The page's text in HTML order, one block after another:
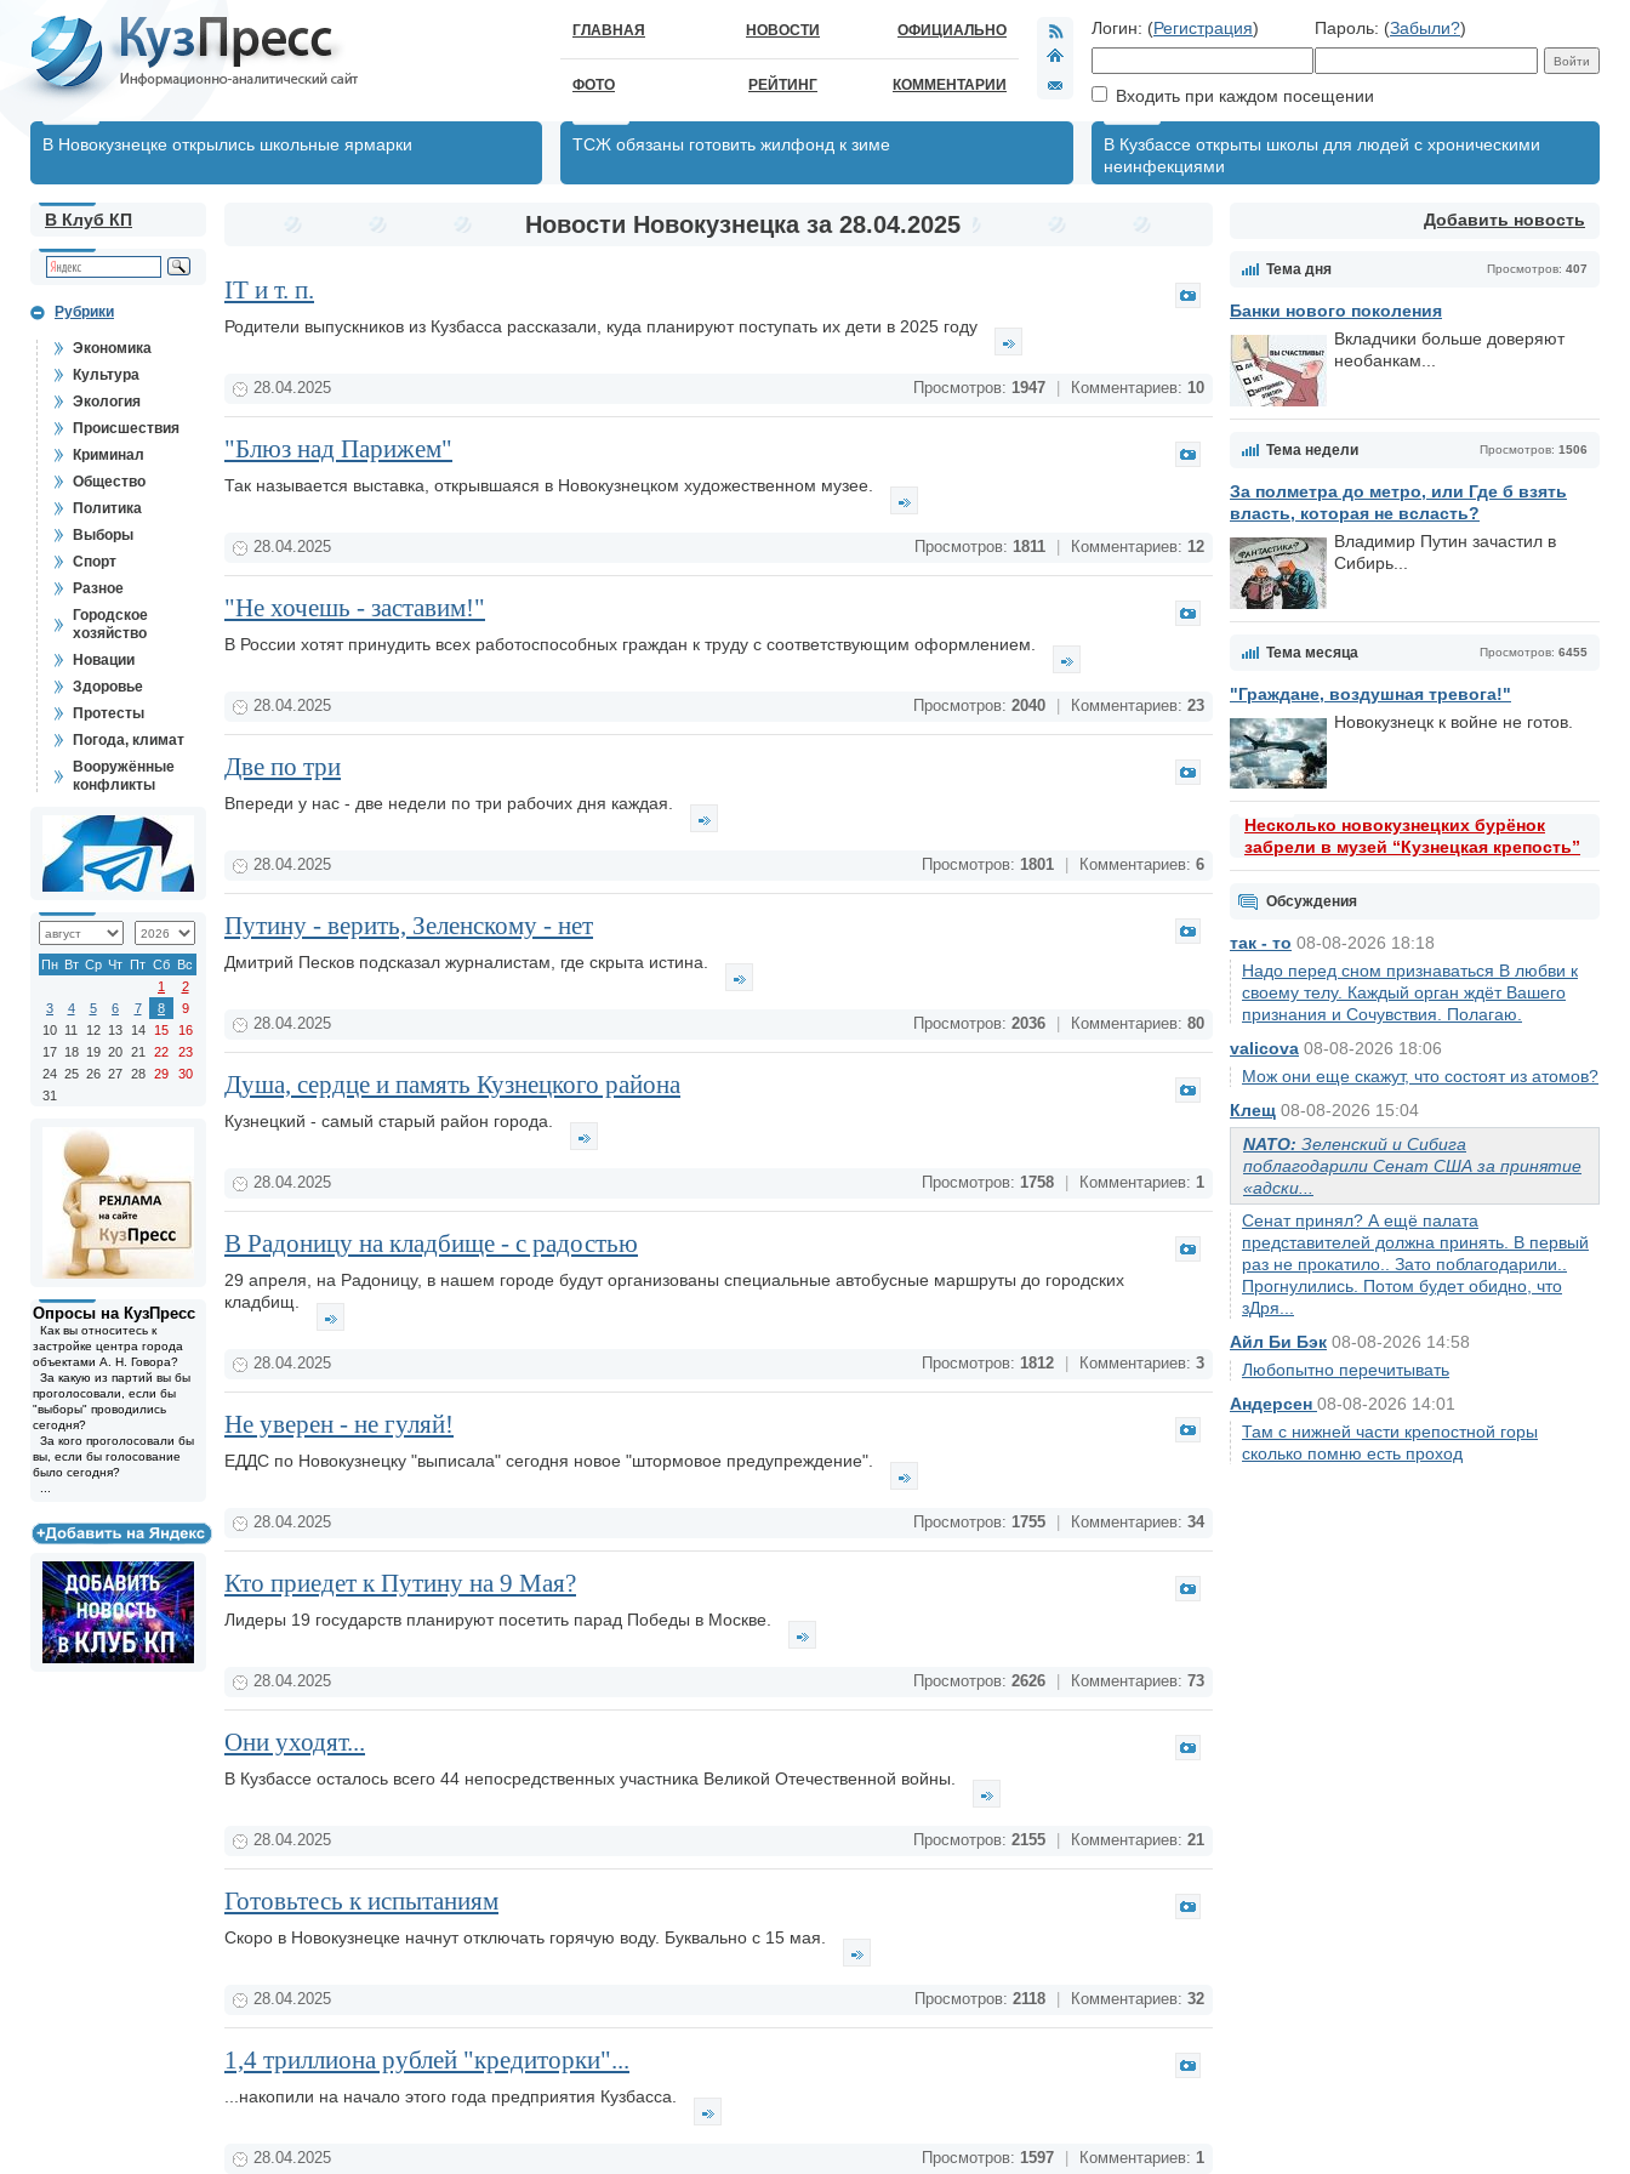
ГЛАВНАЯ НОВОСТИ ОФИЦИАЛЬНО
ФОТО РЕЙТИНГ КОММЕНТАРИИ
Логин: (Регистрация) Пароль: (Забыли?)
Входить при каждом посещении
В Новокузнецке открылись школьные ярмарки ТСЖ обязаны готовить жилфонд к зиме
В Кузбассе открыты школы для людей с хроническими
неинфекциями
Добавить новость
Просмотров: 407
Тема дня
Банки нового поколения
Вкладчики больше доверяют
необанкам...
Просмотров: 1506
Тема недели
За полметра до метро, или Где б взять
власть, которая не всласть?
Владимир Путин зачастил в
Сибирь...
Просмотров: 6455
Тема месяца
"Граждане, воздушная тревога!"
Новокузнецк к войне не готов.
Несколько новокузнецких бурёнок
забрели в музей “Кузнецкая крепость”
Обсуждения
так - то 08-08-2026 18:18
Надо перед сном признаваться В любви к
своему телу. Каждый орган ждёт Вашего
признания и Сочувствия. Полагаю.
valicova 08-08-2026 18:06
Мож они еще скажут, что состоят из атомов?
Клещ 08-08-2026 15:04
NATO: Зеленский и Сибига
поблагодарили Сенат США за принятие
«адски...
Сенат принял? А ещё палата
представителей должна принять. В первый
раз не прокатило.. Зато поблагодарили..
Прогнулились. Потом будет обидно, что
зДря...
Айл Би Бэк 08-08-2026 14:58
Любопытно перечитывать
Андерсен 08-08-2026 14:01
Там с нижней части крепостной горы
сколько помню есть проход
В Клуб КП
Рубрики
Экономика
Культура
Экология
Происшествия
Криминал
Общество
Политика
Выборы
Спорт
Разное
Городское
хозяйство
Новации
Здоровье
Протесты
Погода, климат
Вооружённые
конфликты
Пн Вт Ср Чт Пт Сб Вс
1
2
3
4 5 6 7 8
9
10 11 12 13 14 15
16
17 18 19 20 21 22
23
24 25 26 27 28 29
30
31
Опросы на КузПресс
Как вы относитесь к
застройке центра города
объектами А. Н. Говора?
За какую из партий вы бы
проголосовали, если бы
"выборы" проводились
сегодня?
За кого проголосовали бы
вы, если бы голосование
было сегодня?
Новости Новокузнецка за 28.04.2025
IT и т. п.
Родители выпускников из Кузбасса рассказали, куда планируют поступать их дети в 2025 году
28.04.2025 Просмотров: 1947 Комментариев: 10
"Блюз над Парижем"
Так называется выставка, открывшаяся в Новокузнецком художественном музее.
28.04.2025 Просмотров: 1811 Комментариев: 12
"Не хочешь - заставим!"
В России хотят принудить всех работоспособных граждан к труду с соответствующим оформлением.
28.04.2025 Просмотров: 2040 Комментариев: 23
Две по три
Впереди у нас - две недели по три рабочих дня каждая.
28.04.2025 Просмотров: 1801 Комментариев: 6
Путину - верить, Зеленскому - нет
Дмитрий Песков подсказал журналистам, где скрыта истина.
28.04.2025 Просмотров: 2036 Комментариев: 80
Душа, сердце и память Кузнецкого района
Кузнецкий - самый старый район города.
28.04.2025 Просмотров: 1758 Комментариев: 1
В Радоницу на кладбище - с радостью
29 апреля, на Радоницу, в нашем городе будут организованы специальные автобусные маршруты до городских
кладбищ.
28.04.2025 Просмотров: 1812 Комментариев: 3
Не уверен - не гуляй!
ЕДДС по Новокузнецку "выписала" сегодня новое "штормовое предупреждение".
28.04.2025 Просмотров: 1755 Комментариев: 34
Кто приедет к Путину на 9 Мая?
Лидеры 19 государств планируют посетить парад Победы в Москве.
28.04.2025 Просмотров: 2626 Комментариев: 73
Они уходят...
В Кузбассе осталось всего 44 непосредственных участника Великой Отечественной войны.
28.04.2025 Просмотров: 2155 Комментариев: 21
Готовьтесь к испытаниям
Скоро в Новокузнецке начнут отключать горячую воду. Буквально с 15 мая.
28.04.2025 Просмотров: 2118 Комментариев: 32
1,4 триллиона рублей "кредиторки"...
...накопили на начало этого года предприятия Кузбасса.
28.04.2025 Просмотров: 1597 Комментариев: 1